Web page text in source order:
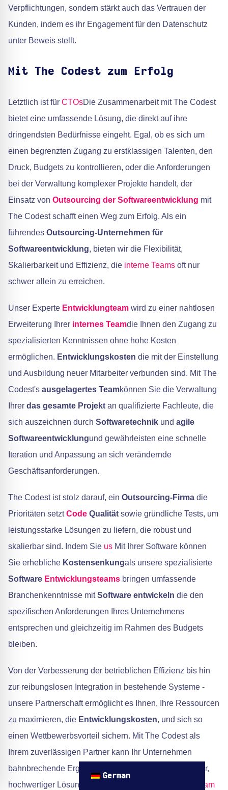
Verpflichtungen, sondern stärkt auch das Vertrauen der
Kunden, indem es ihr Engagement für den Datenschutz
unter Beweis stellt.
Mit The Codest zum Erfolg
Letztlich ist für CTOsDie Zusammenarbeit mit The Codest
bietet eine umfassende Lösung, die direkt auf ihre
dringendsten Bedürfnisse eingeht. Egal, ob es sich um
einen begrenzten Zugang zu erstklassigen Talenten, den
Druck, Budgets zu kontrollieren, oder die Anforderungen
bei der Verwaltung komplexer Projekte handelt, der
Einsatz von Outsourcing der Softwareentwicklung mit
The Codest schafft einen Weg zum Erfolg. Als ein
führendes Outsourcing-Unternehmen für
Softwareentwicklung, bieten wir die Flexibilität,
Skalierbarkeit und Effizienz, die interne Teams oft nur
schwer allein zu erreichen.
Unser Experte Entwicklungteam wird zu einer nahtlosen
Erweiterung Ihrer internes Teamdie Ihnen den Zugang zu
spezialisierten Kenntnissen ohne hohe Kosten
ermöglichen. Entwicklungskosten die mit der Einstellung
und Ausbildung neuer Mitarbeiter verbunden sind. Mit The
Codest's ausgelagertes Teamkönnen Sie die Verwaltung
Ihrer das gesamte Projekt an qualifizierte Fachleute, die
sich auszeichnen durch Softwaretechnik und agile
Softwareentwicklungund gewährleisten eine schnelle
Iteration und Anpassung an sich verändernde
Geschäftsanforderungen.
The Codest ist stolz darauf, ein Outsourcing-Firma die
Prioritäten setztCode Qualität sowie gründliche Tests, um
leistungsstarke Lösungen zu liefern, die robust und
skalierbar sind. Indem Sie us Mit Ihrer Software können
Sie erhebliche Kostensenkungals unsere spezialisierte
Software Entwicklungsteams bringen umfassende
Branchenkenntnisse mitSoftware entwickeln die den
spezifischen Anforderungen Ihres Unternehmens
entsprechen und gleichzeitig im Rahmen des Budgets
bleiben.
Von der Verbesserung der betrieblichen Effizienz bis hin
zur reibungslosen Integration in bestehende Systeme -
unsere Partnerschaft ermöglicht es Ihnen, Ihre Ressourcen
zu maximieren, die Entwicklungskosten, und sich so
einen Wettbewerbsvorteil sichern. Mit The Codest als
Ihrem zuverlässigen Partner kann Ihr Unternehmen
bahnbrechende Ergebnisse erzielen – dank innovativer,
hochwertiger Lösungen, die von einem
engagiertes Team
German